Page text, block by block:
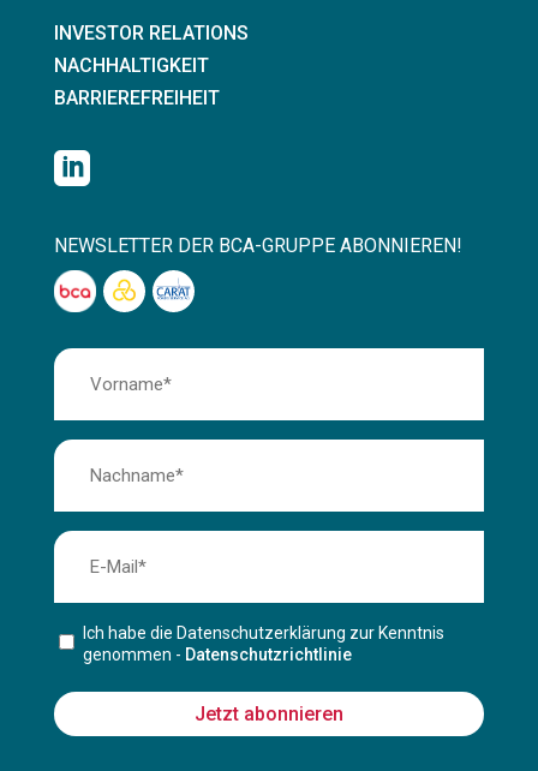
INVESTOR RELATIONS
NACHHALTIGKEIT
BARRIEREFREIHEIT

NEWSLETTER DER BCA-GRUPPE ABONNIEREN!
Ich habe die Datenschutzerklärung zur Kenntnis
genommen - Datenschutzrichtlinie
Jetzt abonnieren